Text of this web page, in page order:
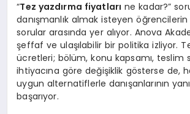
“Tez yazdırma fiyatları ne kadar?”
danışmanlık almak isteyen öğrencilerin
sorular arasında yer alıyor. Anova
şeffaf ve ulaşılabilir bir politika izliyor.
ücretleri; bölüm, konu kapsamı, teslim
ihtiyacına göre değişiklik gösterse de,
uygun alternatiflerle danışanlarının
başarıyor.